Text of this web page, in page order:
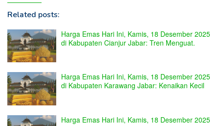
Related posts:
Harga Emas Hari Ini, Kamis, 18 Desember 2025
di Kabupaten Cianjur Jabar: Tren Menguat.
Harga Emas Hari Ini, Kamis, 18 Desember 2025
di Kabupaten Karawang Jabar: Kenaikan Kecil
Harga Emas Hari Ini, Kamis, 18 Desember 2025